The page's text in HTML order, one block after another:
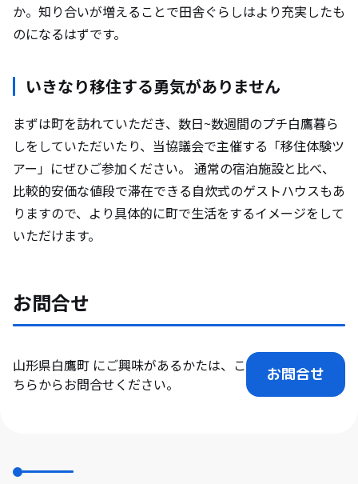
か。知り合いが増えることで田舎ぐらしはより充実したも
のになるはずです。
いきなり移住する勇気がありません
まずは町を訪れていただき、数日~数週間のプチ白鷹暮ら
しをしていただいたり、当協議会で主催する「移住体験ツ
アー」にぜひご参加ください。 通常の宿泊施設と比べ、
比較的安価な値段で滞在できる自炊式のゲストハウスもあ
りますので、より具体的に町で生活をするイメージをして
いただけます。
お問合せ
山形県白鷹町 にご興味があるかたは、こ
ちらからお問合せください。
お問合せ